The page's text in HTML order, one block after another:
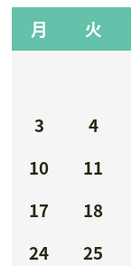
月
火
3
4
10
11
17
18
24
25